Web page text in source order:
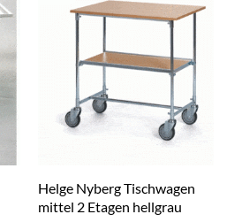
Helge Nyberg Tischwagen
mittel 2 Etagen hellgrau